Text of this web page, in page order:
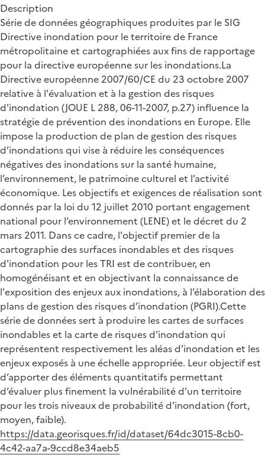
Description
Série de données géographiques produites par le SIG
Directive inondation pour le territoire de France
métropolitaine et cartographiées aux fins de rapportage
pour la directive européenne sur les inondations.La
Directive européenne 2007/60/CE du 23 octobre 2007
relative à l'évaluation et à la gestion des risques
d'inondation (JOUE L 288, 06-11-2007, p.27) influence la
stratégie de prévention des inondations en Europe. Elle
impose la production de plan de gestion des risques
d’inondations qui vise à réduire les conséquences
négatives des inondations sur la santé humaine,
l’environnement, le patrimoine culturel et l’activité
économique. Les objectifs et exigences de réalisation sont
donnés par la loi du 12 juillet 2010 portant engagement
national pour l’environnement (LENE) et le décret du 2
mars 2011. Dans ce cadre, l'objectif premier de la
cartographie des surfaces inondables et des risques
d'inondation pour les TRI est de contribuer, en
homogénéisant et en objectivant la connaissance de
l'exposition des enjeux aux inondations, à l’élaboration des
plans de gestion des risques d’inondation (PGRI).Cette
série de données sert à produire les cartes de surfaces
inondables et la carte de risques d’inondation qui
représentent respectivement les aléas d’inondation et les
enjeux exposés à une échelle appropriée. Leur objectif est
d’apporter des éléments quantitatifs permettant
d’évaluer plus finement la vulnérabilité d’un territoire
pour les trois niveaux de probabilité d’inondation (fort,
moyen, faible).
https://data.georisques.fr/id/dataset/64dc3015-8cb0-
4c42-aa7a-9ccd8e34aeb5